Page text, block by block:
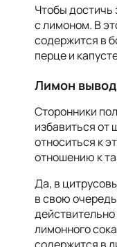
Чтобы достичь
с лимоном. В
содержится в
перце и
Лимон
Сторонники
избавиться от
относиться к
отношению к
Да, в
в свою
лимонного